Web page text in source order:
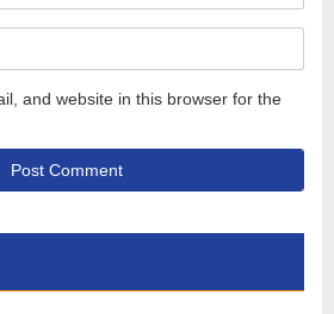
and website in this browser for the